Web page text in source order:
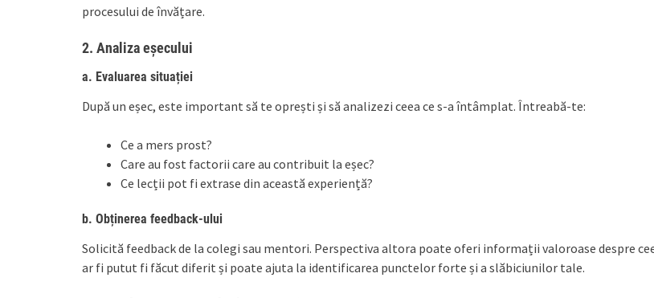
procesului de învățare.
2. Analiza eșecului
a. Evaluarea situației
După un eșec, este important să te oprești și să analizezi ceea ce s-a întâmplat. Întreabă-te:
Ce a mers prost?
Care au fost factorii care au contribuit la eșec?
Ce lecții pot fi extrase din această experiență?
b. Obținerea feedback-ului
Solicită feedback de la colegi sau mentori. Perspectiva altora poate oferi informații valoroase despre
ar fi putut fi făcut diferit și poate ajuta la identificarea punctelor forte și a slăbiciunilor tale.